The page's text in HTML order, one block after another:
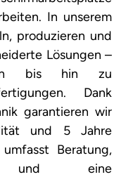
In unserem
produzieren und
Lösungen –
bis hin zu
Dank
garantieren wir
und 5 Jahre
Beratung,
und eine